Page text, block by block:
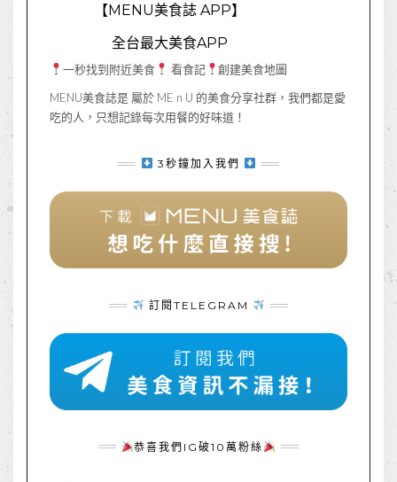
【MENU美食誌 APP】
全台最大美食APP
一秒找到附近美食 看食記
創建美食地圖
MENU美食誌是 屬於 ME n U 的美食分享社群，我們都是愛
吃的人，只想記錄每次用餐的好味道！
3秒鐘加入我們
訂閱TELEGRAM
恭喜我們IG破10萬粉絲